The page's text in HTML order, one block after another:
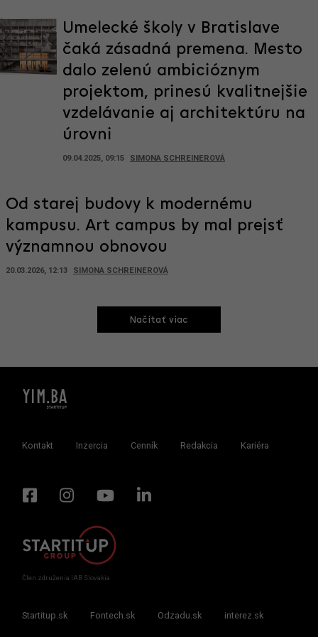
Umelecké školy v Bratislave
čaká zásadná premena. Mesto
dalo zelenú ambicióznym
projektom, prinesú kvalitnejšie
vzdelávanie aj architektúru na
úrovni
09.04.2025, 09:15 SIMONA SCHREINEROVÁ
Od starej budovy k modernému
kampusu. Art campus by mal prejsť
významnou obnovou
20.03.2026, 12:13 SIMONA SCHREINEROVÁ
Načitať viac
Kontakt Inzercia Cenník Redakcia Kariéra
Člen združenia IAB Slovakia
Startitup.sk Fontech.sk Odzadu.sk interez.sk